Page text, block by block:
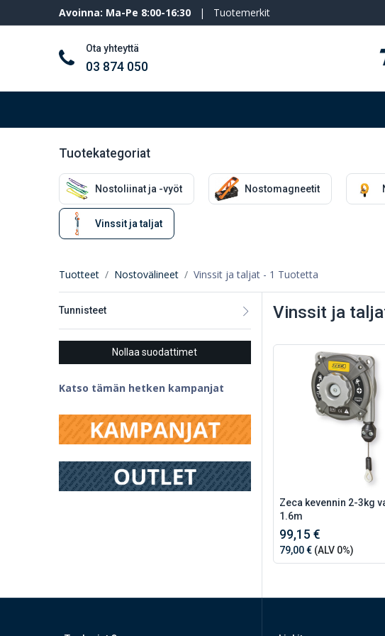
Avoinna: Ma-Pe 8:00-16:30 | Tuotemerkit
Ota yhteyttä
03 874 050
Tuotekategoriat
Nostoliinat ja -vyöt Nostomagneetit
Vinssit ja taljat
Tuotteet Nostovälineet Vinssit ja taljat- 1 Tuotetta
Tunnisteet
Nollaa suodattimet
Katso tämän hetken kampanjat
Vinssit ja
Zeca kevennin 2-3kg
1.6m
99,15 €
79,00 €(ALV 0%)